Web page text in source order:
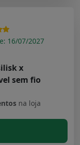
16/07/2027
x
sem fio
na loja